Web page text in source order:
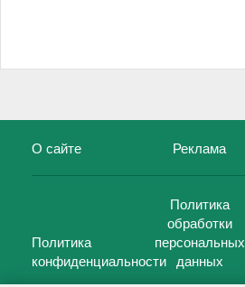
О сайте Реклама
Политика
конфиденциальности
Политика
обработки
персональных
данных